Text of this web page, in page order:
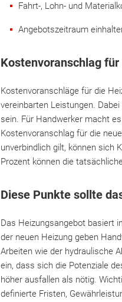
Fahrt-, Lohn- und
Angebotszeitraum
Kostenvoranschlag
Kostenvoranschläge für die
vereinbarten Leistungen.
sein. Für Handwerker macht
Kostenvoranschlag für die
unverbindlich gilt, können sich
Prozent können die
Diese Punkte sollte
Das Heizungsangebot basiert
der neuen Heizung geben
Arbeiten wie der hydraulische
ein, dass sich die Potenziale
höher ausfallen als nötig.
definierte Fristen,